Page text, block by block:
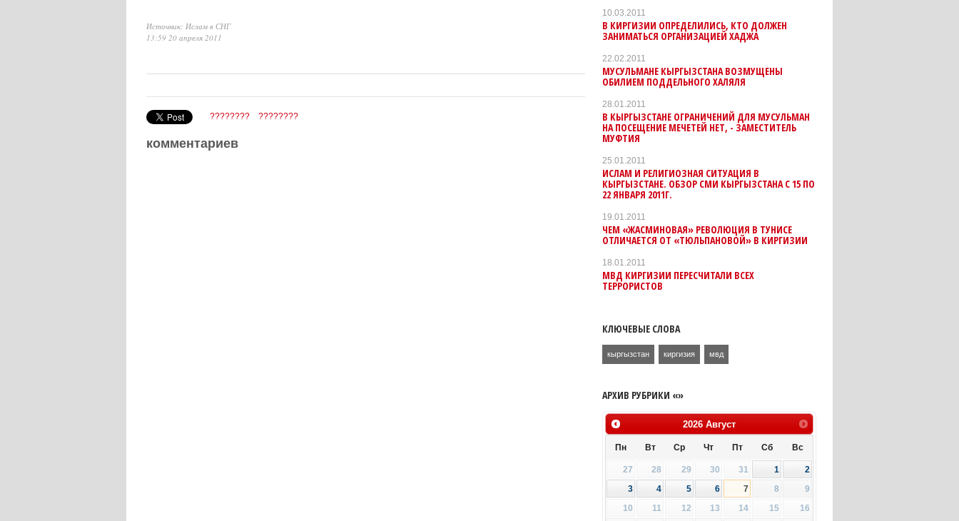
Источник: Ислам в СНГ
13:59 20 апреля 2011
???????? ????????
комментариев
10.03.2011
В КИРГИЗИИ ОПРЕДЕЛИЛИСЬ, КТО ДОЛЖЕН
ЗАНИМАТЬСЯ ОРГАНИЗАЦИЕЙ ХАДЖА
22.02.2011
МУСУЛЬМАНЕ КЫРГЫЗСТАНА ВОЗМУЩЕНЫ
ОБИЛИЕМ ПОДДЕЛЬНОГО ХАЛЯЛЯ
28.01.2011
В КЫРГЫЗСТАНЕ ОГРАНИЧЕНИЙ ДЛЯ МУСУЛЬМАН
НА ПОСЕЩЕНИЕ МЕЧЕТЕЙ НЕТ, - ЗАМЕСТИТЕЛЬ
МУФТИЯ
25.01.2011
ИСЛАМ И РЕЛИГИОЗНАЯ СИТУАЦИЯ В
КЫРГЫЗСТАНЕ. ОБЗОР СМИ КЫРГЫЗСТАНА С 15 ПО
22 ЯНВАРЯ 2011Г.
19.01.2011
ЧЕМ «ЖАСМИНОВАЯ» РЕВОЛЮЦИЯ В ТУНИСЕ
ОТЛИЧАЕТСЯ ОТ «ТЮЛЬПАНОВОЙ» В КИРГИЗИИ
18.01.2011
МВД КИРГИЗИИ ПЕРЕСЧИТАЛИ ВСЕХ
ТЕРРОРИСТОВ
КЛЮЧЕВЫЕ СЛОВА
кыргызстан киргизия мвд
АРХИВ РУБРИКИ «»
2026 Август
Пн Вт Ср Чт Пт Сб Вс
27 28 29 30 31 1
2
3
4 5 6 7 8
9
10
11 12 13 14 15
16